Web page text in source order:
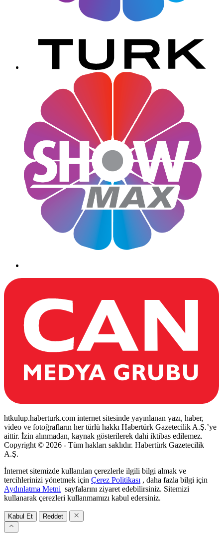
htkulup.haberturk.com internet sitesinde yayınlanan yazı, haber,
video ve fotoğrafların her türlü hakkı Habertürk Gazetecilik A.Ş.’ye
aittir. İzin alınmadan, kaynak gösterilerek dahi iktibas edilemez.
Copyright © 2026 - Tüm hakları saklıdır. Habertürk Gazetecilik
A.Ş.
İnternet sitemizde kullanılan çerezlerle ilgili bilgi almak ve
tercihlerinizi yönetmek için Çerez Politikası , daha fazla bilgi için
Aydınlatma Metni sayfalarını ziyaret edebilirsiniz. Sitemizi
kullanarak çerezleri kullanmamızı kabul edersiniz.
Kabul Et Reddet